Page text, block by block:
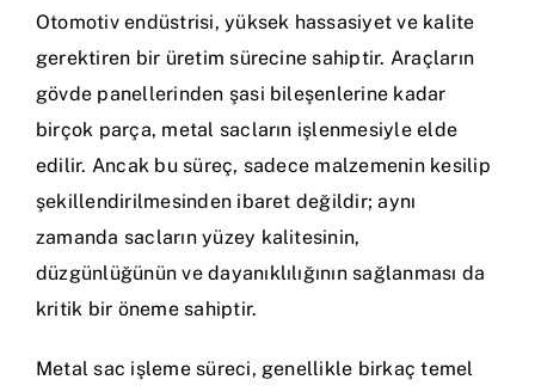
Otomotiv endüstrisi, yüksek hassasiyet ve kalite
gerektiren bir üretim sürecine sahiptir. Araçların
gövde panellerinden şasi bileşenlerine kadar
birçok parça, metal sacların işlenmesiyle elde
edilir. Ancak bu süreç, sadece malzemenin kesilip
şekillendirilmesinden ibaret değildir; aynı
zamanda sacların yüzey kalitesinin,
düzgünlüğünün ve dayanıklılığının sağlanması da
kritik bir öneme sahiptir.
Metal sac işleme süreci, genellikle birkaç temel